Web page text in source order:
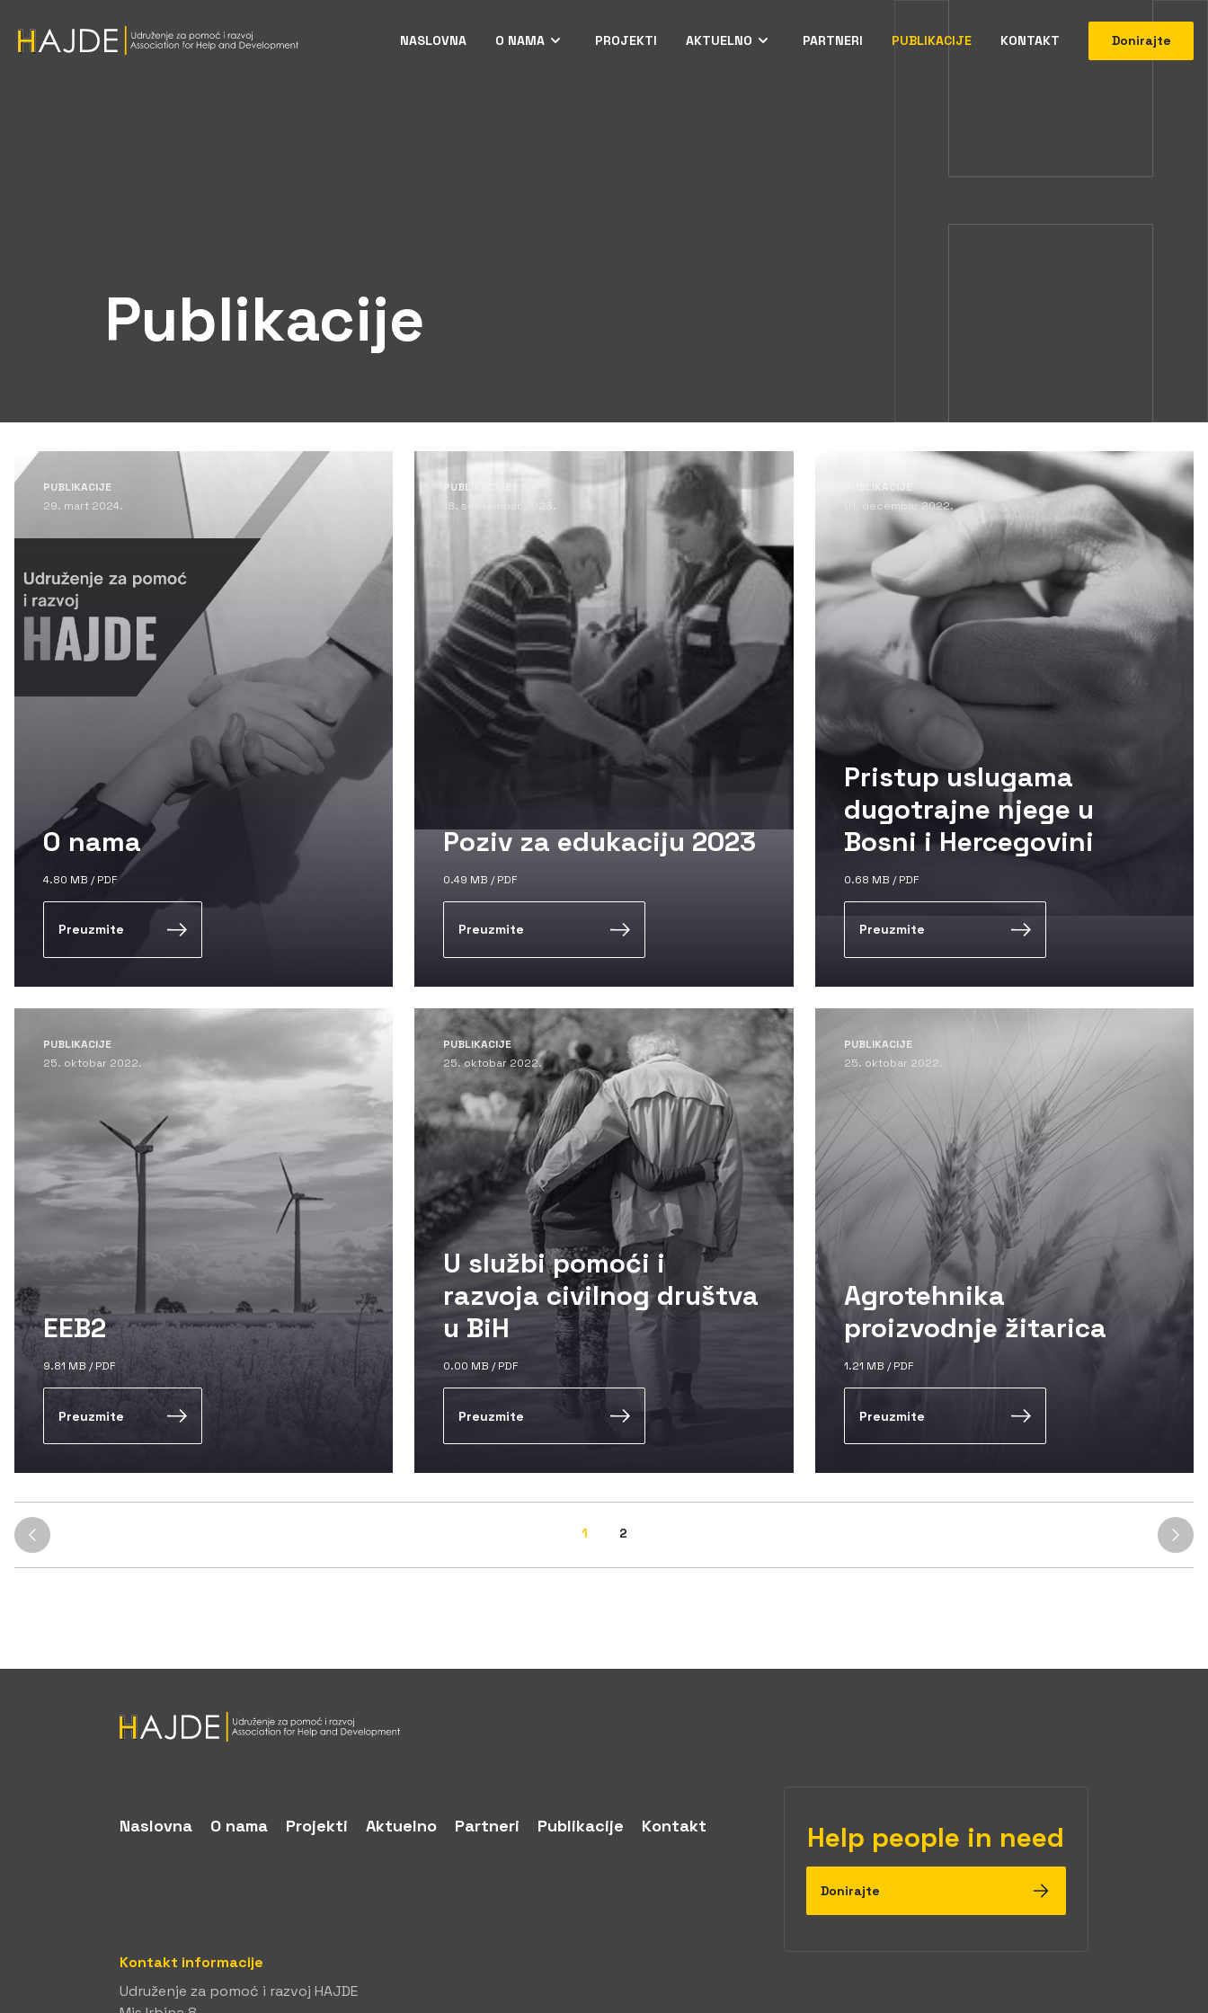
NASLOVNA O NAMA PROJEKTI AKTUELNO PARTNERI PUBLIKACIJE KONTAKT Donirajte
Publikacije
PUBLIKACIJE
29. mart 2024.
O nama
4.80 MB / PDF
Preuzmite
PUBLIKACIJE
18. septembar 2023.
Poziv za edukaciju 2023
0.49 MB / PDF
Preuzmite
PUBLIKACIJE
01. decembar 2022.
Pristup uslugama
dugotrajne njege u
Bosni i Hercegovini
0.68 MB / PDF
Preuzmite
PUBLIKACIJE
25. oktobar 2022.
EEB2
9.81 MB / PDF
Preuzmite
PUBLIKACIJE
25. oktobar 2022.
U službi pomoći i
razvoja civilnog društva
u BiH
0.00 MB / PDF
Preuzmite
PUBLIKACIJE
25. oktobar 2022.
Agrotehnika
proizvodnje žitarica
1.21 MB / PDF
Preuzmite
1 2
Help people in need
Donirajte
Naslovna O nama Projekti Aktuelno Partneri Publikacije Kontakt
Kontakt informacije
Udruženje za pomoć i razvoj HAJDE